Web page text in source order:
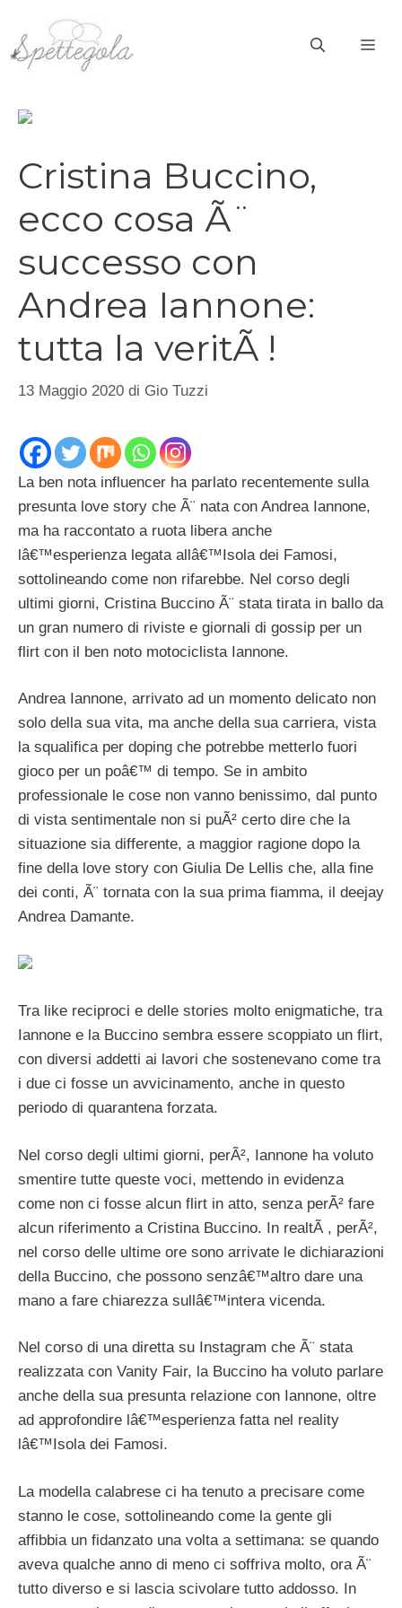
contenuto
Cristina Buccino,
ecco cosa Ã¨
successo con
Andrea Iannone:
tutta la veritÃ !
13 Maggio 2020 di Gio Tuzzi
La ben nota influencer ha parlato recentemente sulla
presunta love story che Ã¨ nata con Andrea Iannone,
ma ha raccontato a ruota libera anche
lâ€™esperienza legata allâ€™Isola dei Famosi,
sottolineando come non rifarebbe. Nel corso degli
ultimi giorni, Cristina Buccino Ã¨ stata tirata in ballo da
un gran numero di riviste e giornali di gossip per un
flirt con il ben noto motociclista Iannone.
Andrea Iannone, arrivato ad un momento delicato non
solo della sua vita, ma anche della sua carriera, vista
la squalifica per doping che potrebbe metterlo fuori
gioco per un poâ€™ di tempo. Se in ambito
professionale le cose non vanno benissimo, dal punto
di vista sentimentale non si puÃ² certo dire che la
situazione sia differente, a maggior ragione dopo la
fine della love story con Giulia De Lellis che, alla fine
dei conti, Ã¨ tornata con la sua prima fiamma, il deejay
Andrea Damante.
Tra like reciproci e delle stories molto enigmatiche, tra
Iannone e la Buccino sembra essere scoppiato un flirt,
con diversi addetti ai lavori che sostenevano come tra
i due ci fosse un avvicinamento, anche in questo
periodo di quarantena forzata.
Nel corso degli ultimi giorni, perÃ², Iannone ha voluto
smentire tutte queste voci, mettendo in evidenza
come non ci fosse alcun flirt in atto, senza perÃ² fare
alcun riferimento a Cristina Buccino. In realtÃ , perÃ²,
nel corso delle ultime ore sono arrivate le dichiarazioni
della Buccino, che possono senzâ€™altro dare una
mano a fare chiarezza sullâ€™intera vicenda.
Nel corso di una diretta su Instagram che Ã¨ stata
realizzata con Vanity Fair, la Buccino ha voluto parlare
anche della sua presunta relazione con Iannone, oltre
ad approfondire lâ€™esperienza fatta nel reality
lâ€™Isola dei Famosi.
La modella calabrese ci ha tenuto a precisare come
stanno le cose, sottolineando come la gente gli
affibbia un fidanzato una volta a settimana: se quando
aveva qualche anno di meno ci soffriva molto, ora Ã¨
tutto diverso e si lascia scivolare tutto addosso. In